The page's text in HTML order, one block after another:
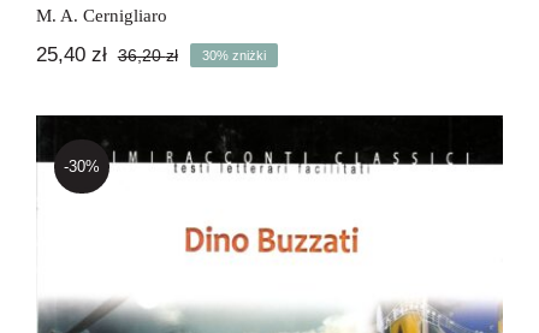
M. A. Cernigliaro
36,20złPierwotna
wynosiła:
36,20 zł.
25,40 zł
Aktualna
wynosi:
25,40 zł.
30% zniżki
-30%